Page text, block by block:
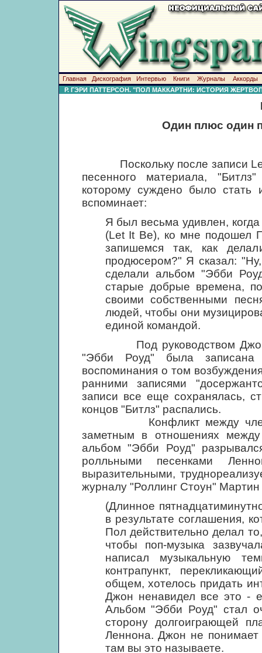
Главная Дискография Интервью Книги Журналы
Аккорды
Р. ГЭРИ ПАТТЕРСОН. "ПОЛ МАККАРТНИ: ИСТОРИЯ
Один плюс один
Поскольку после записи Let
песенного материала,
которому суждено было
вспоминает:
Я был весьма удивлен,
(Let It Be), ко мне подошел
запишемся так, как
продюсером?" Я сказал:
сделали альбом "Эбби
старые добрые времена,
своими собственными
людей, чтобы они
единой командой.
Под руководством
"Эбби Роуд" была
воспоминания о том
ранними записями
записи все еще сохранялась,
концов "Битлз" распались.
Конфликт между членами
заметным в отношениях
альбом "Эбби Роуд"
ролльными песенками
выразительными,
журналу "Роллинг Стоун" Мартин
(Длинное
в результате соглашения,
Пол действительно делал
чтобы поп-музыка
написал музыкальную
контрапункт,
общем, хотелось придать
Джон ненавидел все это -
Альбом "Эбби Роуд" стал
сторону долгоиграющей
Леннона. Джон не понимает
там вы это называете.